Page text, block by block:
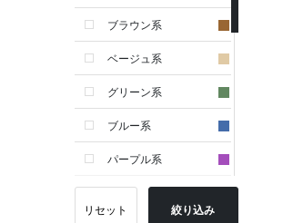
ブラウン系
ベージュ系
グリーン系
ブルー系
パープル系
イエロー系
リセット 絞り込み